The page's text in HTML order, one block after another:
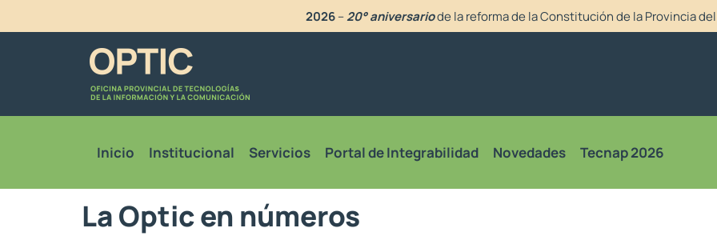
2026–20° aniversariode la reforma de la Constitución de la Provincia
Inicio Institucional Servicios Portal de Integrabilidad Novedades Tecnap 2026
La Optic en números